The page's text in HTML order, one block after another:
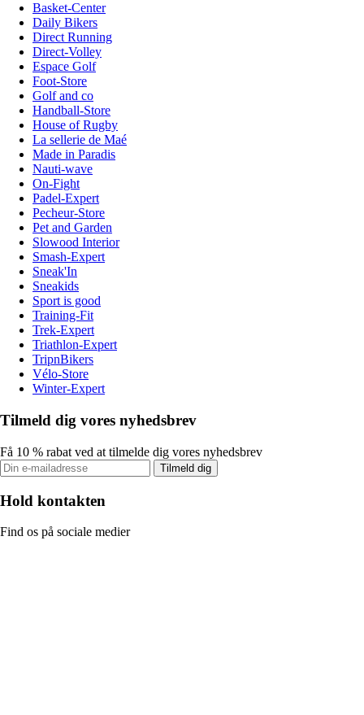
Basket-Center
Daily Bikers
Direct Running
Direct-Volley
Espace Golf
Foot-Store
Golf and co
Handball-Store
House of Rugby
La sellerie de Maé
Made in Paradis
Nauti-wave
On-Fight
Padel-Expert
Pecheur-Store
Pet and Garden
Slowood Interior
Smash-Expert
Sneak'In
Sneakids
Sport is good
Training-Fit
Trek-Expert
Triathlon-Expert
TripnBikers
Vélo-Store
Winter-Expert
Tilmeld dig vores nyhedsbrev
Få 10 % rabat ved at tilmelde dig vores nyhedsbrev
Tilmeld dig
Hold kontakten
Find os på sociale medier